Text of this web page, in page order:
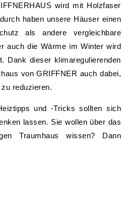
wird mit Holzfaser
haben unsere Häuser einen
als andere vergleichbare
auch die Wärme im Winter wird
Dank dieser klimaregulierenden
von GRIFFNER auch dabei,
reduzieren.
und -Tricks sollten sich
lassen. Sie wollen über das
Traumhaus wissen? Dann